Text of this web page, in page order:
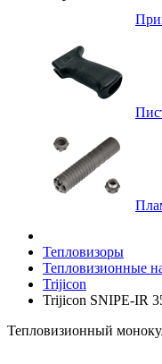
Тепловизоры
Тепловизионные
Trijicon
Trijicon SNIPE-IR
Тепловизионный